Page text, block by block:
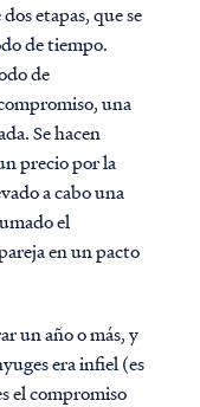
etapas, que se
de tiempo.
de
una
Se hacen
precio por la
a cabo una
el
en un pacto
un año o más, y
era infiel (es
el compromiso